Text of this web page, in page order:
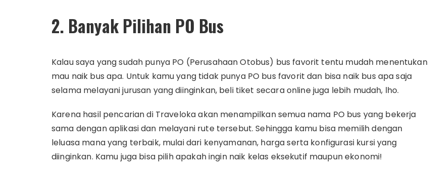
2. Banyak Pilihan PO Bus
Kalau saya yang sudah punya PO (Perusahaan Otobus) bus favorit tentu mudah menentukan
mau naik bus apa. Untuk kamu yang tidak punya PO bus favorit dan bisa naik bus apa saja
selama melayani jurusan yang diinginkan, beli tiket secara online juga lebih mudah, lho.
Karena hasil pencarian di Traveloka akan menampilkan semua nama PO bus yang bekerja
sama dengan aplikasi dan melayani rute tersebut. Sehingga kamu bisa memilih dengan
leluasa mana yang terbaik, mulai dari kenyamanan, harga serta konfigurasi kursi yang
diinginkan. Kamu juga bisa pilih apakah ingin naik kelas eksekutif maupun ekonomi!